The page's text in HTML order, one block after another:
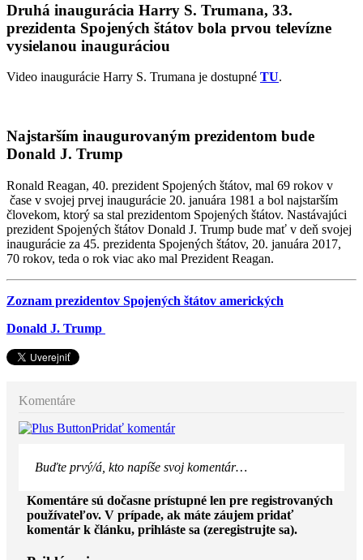
Druhá inaugurácia Harry S. Trumana, 33.
prezidenta Spojených štátov bola prvou televízne
vysielanou inauguráciou
Video inaugurácie Harry S. Trumana je dostupné TU.
Najstarším inaugurovaným prezidentom bude
Donald J. Trump
Ronald Reagan, 40. prezident Spojených štátov, mal 69 rokov v
čase v svojej prvej inaugurácie 20. januára 1981 a bol najstarším
človekom, ktorý sa stal prezidentom Spojených štátov. Nastávajúci
prezident Spojených štátov Donald J. Trump bude mať v deň svojej
inaugurácie za 45. prezidenta Spojených štátov, 20. januára 2017,
70 rokov, teda o rok viac ako mal Prezident Reagan.
Zoznam prezidentov Spojených štátov amerických
Donald J. Trump
Komentáre
Pridať komentár
Buďte prvý/á, kto napíše svoj komentár…
Komentáre sú dočasne prístupné len pre registrovaných
používateľov. V prípade, ak máte záujem pridať
komentár k článku, prihláste sa (zeregistrujte sa).